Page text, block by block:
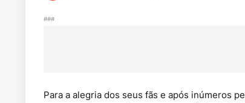
###
Para a alegria dos seus fãs e após inúmeros